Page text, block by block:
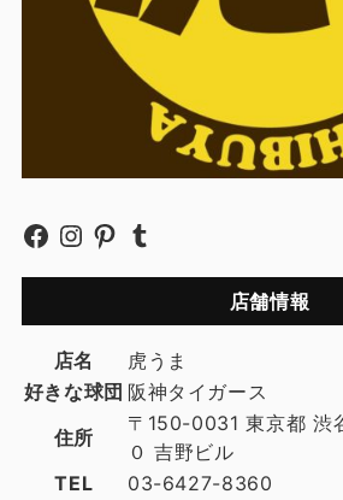
店舗情報
店名
虎うま
好きな球団 阪神タイガース
住所
〒150-0031 東京都 渋
０ 吉野ビル
TEL
03-6427-8360